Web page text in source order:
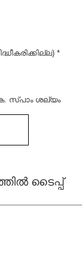
*
സ്പാം ശല്യം
ടൈപ്പ്